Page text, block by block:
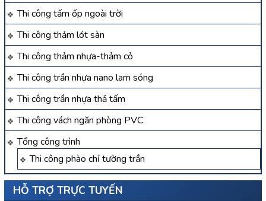
Thi công tấm ốp ngoài trời
Thi công thảm lót sàn
Thi công thảm nhựa-thảm cỏ
Thi công trần nhựa nano lam sóng
Thi công trần nhựa thả tấm
Thi công vách ngăn phòng PVC
Tổng công trình
Thi công phào chỉ tường trần
HỖ TRỢ TRỰC TUYẾN